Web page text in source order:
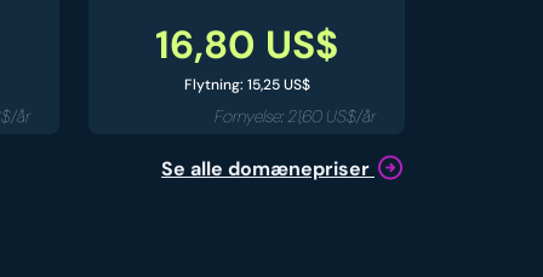
år
16,80 US$
Flytning: 15,25 US$
Fornyelse: 21,60 US$/år
Se alle domænepriser